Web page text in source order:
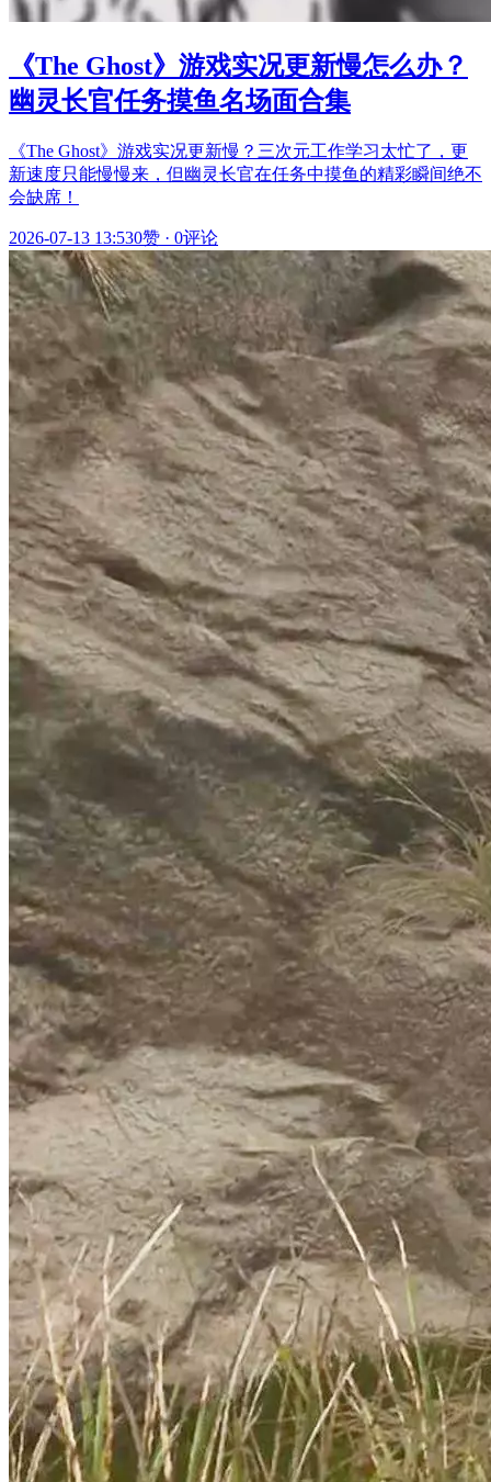
《The Ghost》游戏实况更新慢怎么办？
幽灵长官任务摸鱼名场面合集
《The Ghost》游戏实况更新慢？三次元工作学习太忙了，更
新速度只能慢慢来，但幽灵长官在任务中摸鱼的精彩瞬间绝不
会缺席！
2026-07-13 13:530赞 · 0评论